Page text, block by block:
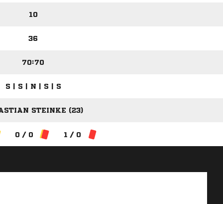
10
36
70:70
S | S | N | S | S
STEINKE (23)
0 / 0 1 / 0